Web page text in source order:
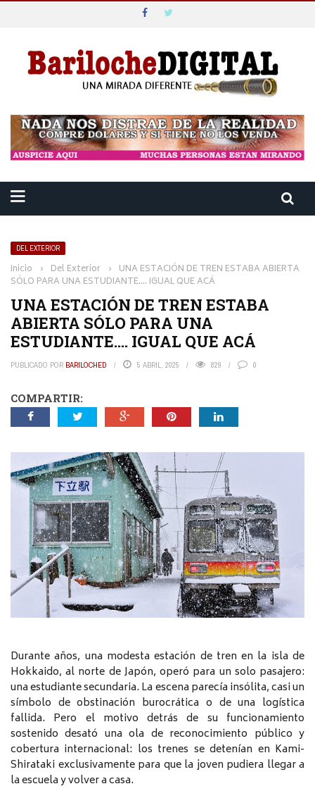
DEL EXTERIOR
Inicio › Del Exterior › UNA ESTACIÓN DE TREN ESTABA ABIERTA
SÓLO PARA UNA ESTUDIANTE…. IGUAL QUE ACÁ
UNA ESTACIÓN DE TREN ESTABA
ABIERTA SÓLO PARA UNA
ESTUDIANTE…. IGUAL QUE ACÁ
PUBLICADO POR BARILOCHED 5 ABRIL, 2025 829 0
COMPARTIR:
Durante años, una modesta estación de tren en la isla de
Hokkaido, al norte de Japón, operó para un solo pasajero:
una estudiante secundaria. La escena parecía insólita, casi un
símbolo de obstinación burocrática o de una logística
fallida. Pero el motivo detrás de su funcionamiento
sostenido desató una ola de reconocimiento público y
cobertura internacional: los trenes se detenían en Kami-
Shirataki exclusivamente para que la joven pudiera llegar a
la escuela y volver a casa.